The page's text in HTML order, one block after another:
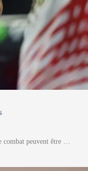
combat peuvent être …